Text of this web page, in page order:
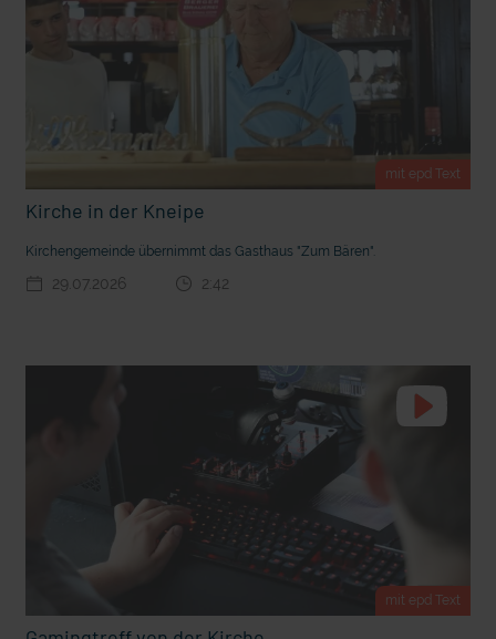
Nachhaltige Geldanlage: Rendite mit gutem Gewissen?
Ostern erleben wie vor 2000 Jahren in Jerusalem
mit epd Text
Kirche in der Kneipe
Kirchengemeinde übernimmt das Gasthaus "Zum Bären".
29.07.2026 2:42
mit epd Text